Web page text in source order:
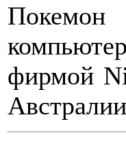
Покемон
фирмой